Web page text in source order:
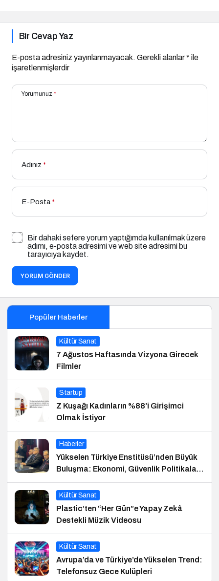
Bir Cevap Yaz
E-posta adresiniz yayınlanmayacak. Gerekli alanlar* ile
işaretlenmişlerdir
Yorumunuz *
Adınız *
E-Posta*
Bir dahaki sefere yorum yaptığımda kullanılmak üzere
adımı, e-posta adresimi ve web site adresimi bu
tarayıcıya kaydet.
YORUM GÖNDER
Popüler Haberler
Kültür Sanat
7 Ağustos Haftasında Vizyona Girecek
Filmler
Startup
Z Kuşağı Kadınların %88’i Girişimci
Olmak İstiyor
Haberler
Yükselen Türkiye Enstitüsü’nden Büyük
Buluşma: Ekonomi, Güvenlik Politikaları
ve Hukuk Konferansı
Kültür Sanat
Plastic’ten “Her Gün”e Yapay Zekâ
Destekli Müzik Videosu
Kültür Sanat
Avrupa’da ve Türkiye’de Yükselen Trend:
Telefonsuz Gece Kulüpleri